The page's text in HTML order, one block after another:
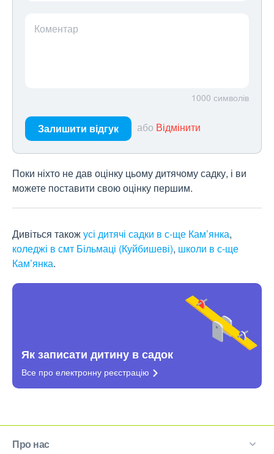
Коментар
1000 символів
Залишити відгук або Відмінити
Поки ніхто не дав оцінку цьому дитячому садку, і ви
можете поставити свою оцінку першим.
Дивіться такожусі дитячі садки в с-ще Кам’янка,
коледжі в смт Більмаці (Куйбишеві), школи в с-ще
Кам’янка.
Як записати дитину в садок
Все про електронну реєстрацію
Про нас